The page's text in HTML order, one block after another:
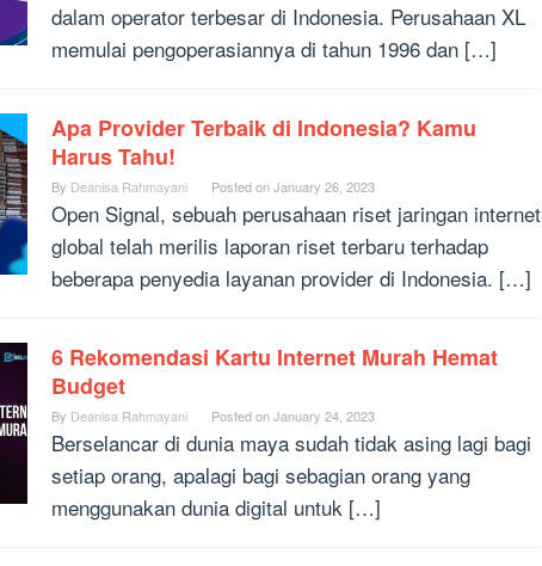
dalam operator terbesar di Indonesia. Perusahaan XL
memulai pengoperasiannya di tahun 1996 dan […]
Apa Provider Terbaik di Indonesia? Kamu
Harus Tahu!
By Deanisa Rahmayani Posted onJanuary 26, 2023
Open Signal, sebuah perusahaan riset jaringan internet
global telah merilis laporan riset terbaru terhadap
beberapa penyedia layanan provider di Indonesia. […]
6 Rekomendasi Kartu Internet Murah Hemat
Budget
By Deanisa Rahmayani Posted onJanuary 24, 2023
Berselancar di dunia maya sudah tidak asing lagi bagi
setiap orang, apalagi bagi sebagian orang yang
menggunakan dunia digital untuk […]